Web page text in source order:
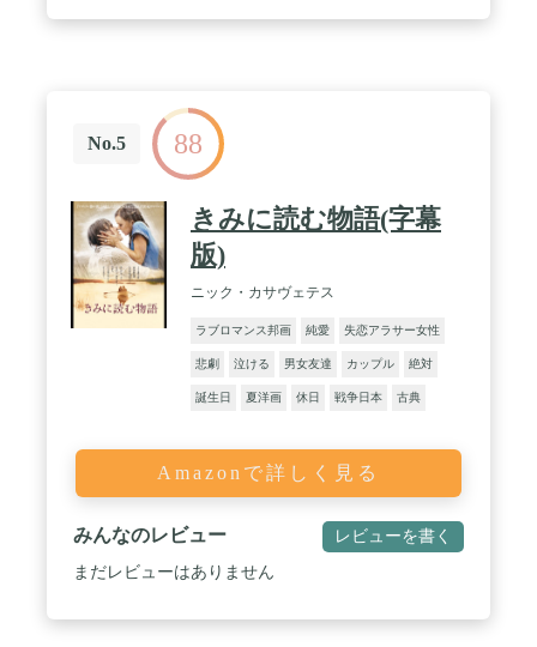
No.5 88
きみに読む物語(字幕
版)
ニック・カサヴェテス
ラブロマンス邦画 純愛 失恋アラサー女性
悲劇 泣ける 男女友達 カップル 絶対
誕生日 夏洋画 休日 戦争日本 古典
Amazonで詳しく見る
みんなのレビュー レビューを書く
まだレビューはありません